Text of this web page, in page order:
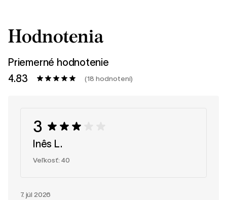
Hodnotenia
Priemerné hodnotenie
4.83
(18 hodnotení)
3
Inês L.
Veľkosť: 40
7. júl 2026